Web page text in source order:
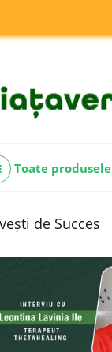
Toate produsele
de Succes